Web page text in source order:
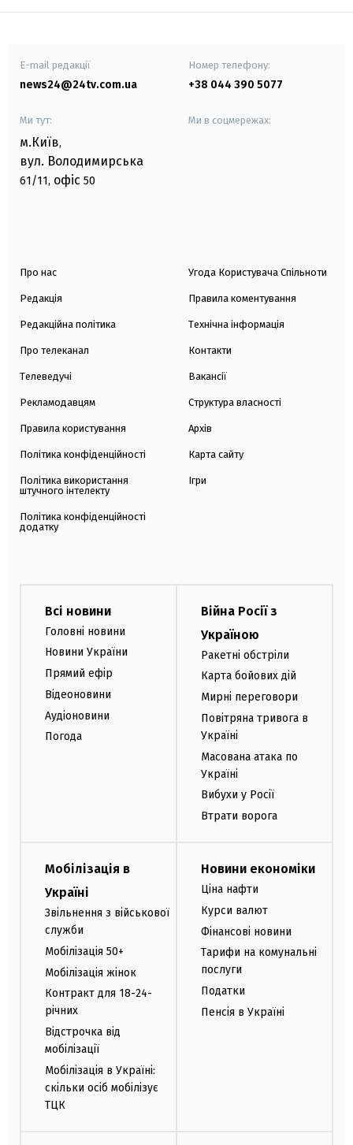
E-mail редакції
news24@24tv.com.ua
Номер телефону:
+38 044 390 5077
Ми тут:
м.Київ,
вул. Володимирська
61/11, офіс 50
Ми в соцмережах:
Про нас
Редакція
Редакційна політика
Про телеканал
Телеведучі
Рекламодавцям
Правила користування
Політика конфіденційності
Політика використання
штучного інтелекту
Політика конфіденційності
додатку
Угода Користувача Спільноти
Правила коментування
Технічна інформація
Контакти
Вакансії
Структура власності
Архів
Карта сайту
Ігри
Всі новини
Головні новини
Новини України
Прямий ефір
Відеоновини
Аудіоновини
Погода
Війна Росії з
Україною
Ракетні обстріли
Карта бойових дій
Мирні переговори
Повітряна тривога в
Україні
Масована атака по
Україні
Вибухи у Росії
Втрати ворога
Мобілізація в
Україні
Звільнення з військової
служби
Мобілізація 50+
Мобілізація жінок
Контракт для 18-24-
річних
Відстрочка від
мобілізації
Мобілізація в Україні:
скільки осіб мобілізує
ТЦК
Новини економіки
Ціна нафти
Курси валют
Фінансові новини
Тарифи на комунальні
послуги
Податки
Пенсія в Україні